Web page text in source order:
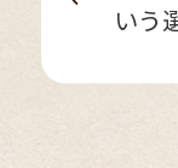
いう